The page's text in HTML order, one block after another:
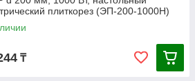
плиткорез (ЭП-200-1000Н)
₸